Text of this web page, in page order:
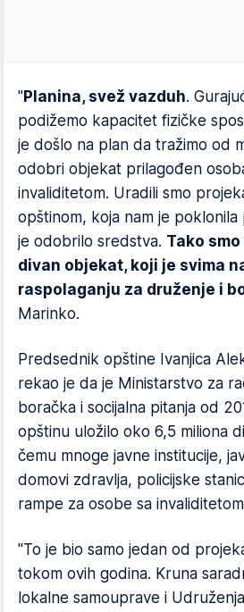
"Planina, svež vazduh.
podižemo kapacitet fizičke
je došlo na plan da tražimo od
odobri objekat prilagođen
invaliditetom. Uradili smo
opštinom, koja nam je poklonila
je odobrilo sredstva. Tako
divan objekat, koji je svima
raspolaganju za druženje i
Marinko.
Predsednik opštine Ivanjica
rekao je da je Ministarstvo za
boračka i socijalna pitanja od
opštinu uložilo oko 6,5 miliona
čemu mnoge javne institucije,
domovi zdravlja, policijske
rampe za osobe sa
"To je bio samo jedan od
tokom ovih godina. Kruna
lokalne samouprave i